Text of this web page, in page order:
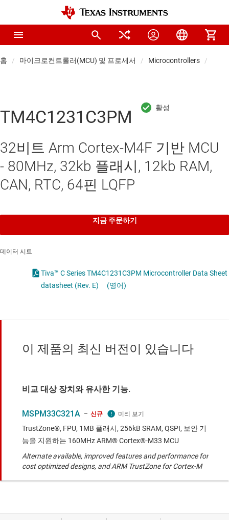
홈 마이크로컨트롤러(MCU) 및 프로세서 Microcontrollers
TM4C1231C3PM
32비트 Arm Cortex-M4F 기반 MCU
- 80MHz, 32kb 플래시, 12kb RAM,
CAN, RTC, 64핀 LQFP
지금 주문하기
데이터 시트
Tiva™ C Series TM4C1231C3PM Microcontroller Data Sheet
datasheet (Rev. E)
(영어)
이 제품의 최신 버전이 있습니다
비교 대상 장치와 유사한 기능.
신규
MSPM33C321A
TrustZone®, FPU, 1MB 플래시, 256kB SRAM, QSPI, 보안 기
능을 지원하는 160MHz ARM® Cortex®-M33 MCU
Alternate available, improved features and performance for
cost optimized designs, and ARM TrustZone for Cortex-M